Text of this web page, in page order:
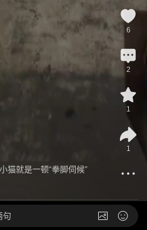
猫就是一顿“拳脚伺候”
6
2
1
1
句